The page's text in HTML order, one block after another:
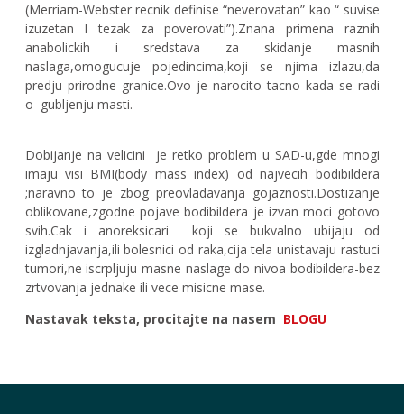
(Merriam-Webster recnik definise “neverovatan” kao “ suvise
izuzetan I tezak za poverovati”).Znana primena raznih
anabolickih i sredstava za skidanje masnih
naslaga,omogucuje pojedincima,koji se njima izlazu,da
predju prirodne granice.Ovo je narocito tacno kada se radi
o gubljenju masti.
Dobijanje na velicini je retko problem u SAD-u,gde mnogi
imaju visi BMI(body mass index) od najvecih bodibildera
;naravno to je zbog preovladavanja gojaznosti.Dostizanje
oblikovane,zgodne pojave bodibildera je izvan moci gotovo
svih.Cak i anoreksicari koji se bukvalno ubijaju od
izgladnjavanja,ili bolesnici od raka,cija tela unistavaju rastuci
tumori,ne iscrpljuju masne naslage do nivoa bodibildera-bez
zrtvovanja jednake ili vece misicne mase.
Nastavak teksta, procitajte na nasem BLOGU